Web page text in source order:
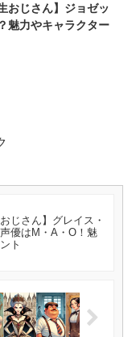
おじさん】ジョゼッ
魅力やキャラクター
じさん】グレイス・
優はM・A・O！魅
ト